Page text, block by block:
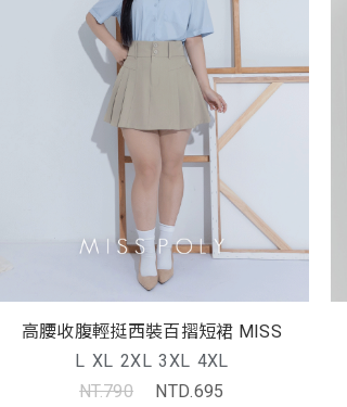
高腰收腹輕挺西裝百摺短裙 MISS
L XL 2XL 3XL 4XL
NT.790
NTD.695